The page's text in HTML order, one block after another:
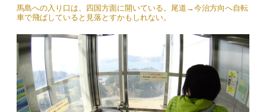
馬島への入り口は、四国方面に開いている。尾道→今治方向へ自転
車で飛ばしていると見落とすかもしれない。